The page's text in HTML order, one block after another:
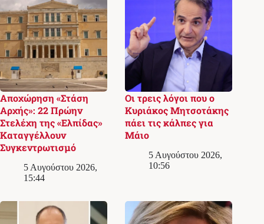
Αποχώρηση «Στάση
Αρχής»: 22 Πρώην
Στελέχη της «Ελπίδας»
Καταγγέλλουν
Συγκεντρωτισμό
5 Αυγούστου 2026,
15:44
Οι τρεις λόγοι που ο
Κυριάκος Μητσοτάκης
πάει τις κάλπες για
Μάιο
5 Αυγούστου 2026,
10:56